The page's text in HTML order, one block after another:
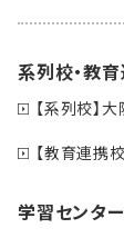
系列校・教
【系列校】
【教育連携
学習センタ